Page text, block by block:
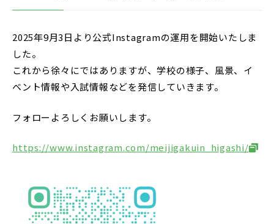
資料請求
アクセス
Instagram
採用情報
ソーシャルメディアポリシー
2025年9月3日より公式Instagramの運用を開始いたしま
した。
これから徐々にではありますが、学校の様子、風景、イ
ベント情報や入試情報などを発信していきます。
フォローよろしくお願いします。
https://www.instagram.com/meijigakuin_higashi/